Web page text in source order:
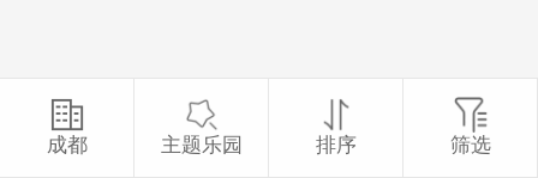
成都 主题乐园 排序 筛选